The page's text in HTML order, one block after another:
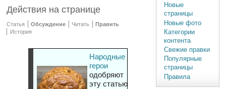
Действия на странице
Статья Обсуждение Читать
Править
История
Народные
герои
одобряют
эту статью
Новые
страницы
Новые фото
Категории
контента
Свежие правки
Популярные
страницы
Правила